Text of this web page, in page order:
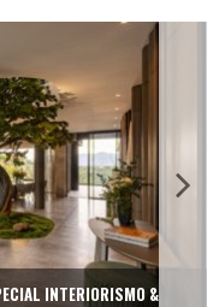
INTERIORISMO &